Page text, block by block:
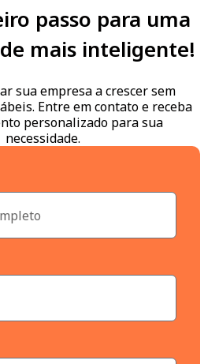
passo para uma
mais inteligente!
sua empresa a crescer sem
Entre em contato e receba
personalizado para sua
necessidade.